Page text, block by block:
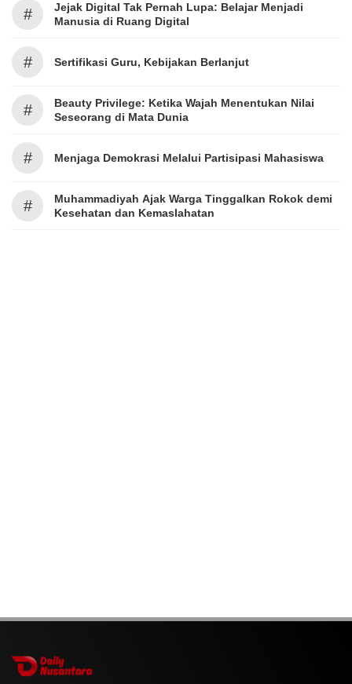
#
Jejak Digital Tak Pernah Lupa: Belajar Menjadi
Manusia di Ruang Digital
# Sertifikasi Guru, Kebijakan Berlanjut
#
Beauty Privilege: Ketika Wajah Menentukan Nilai
Seseorang di Mata Dunia
# Menjaga Demokrasi Melalui Partisipasi Mahasiswa
#
Muhammadiyah Ajak Warga Tinggalkan Rokok demi
Kesehatan dan Kemaslahatan